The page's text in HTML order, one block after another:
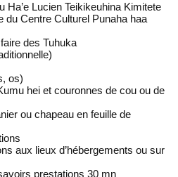
Ha’e Lucien Teikikeuhina Kimitete
du Centre Culturel Punaha haa
des Tuhuka
os)
hei et couronnes de cou ou de
ou chapeau en feuille de
aux lieux d’hébergements ou sur
prestations 30 mn